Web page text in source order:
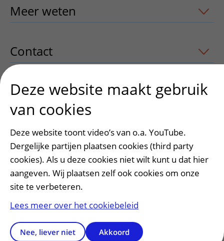
Meer weten uitklapper, klik om te
Contact uitklapper, klik om te openen
Heeft deze informatie u geholpen?
Deze website maakt gebruik
van cookies
Deze website toont video’s van o.a. YouTube.
Dergelijke partijen plaatsen cookies (third party
cookies). Als u deze cookies niet wilt kunt u dat hier
aangeven. Wij plaatsen zelf ook cookies om onze
site te verbeteren.
Lees meer over het cookiebeleid
Nee, liever niet Akkoord